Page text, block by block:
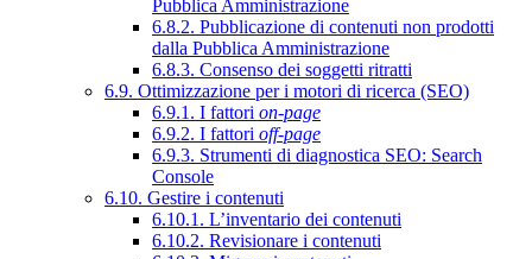
Pubblica Amministrazione
6.8.2. Pubblicazione di contenuti non prodotti
dalla Pubblica Amministrazione
6.8.3. Consenso dei soggetti ritratti
6.9. Ottimizzazione per i motori di ricerca (SEO)
6.9.1. I fattori on-page
6.9.2. I fattori off-page
6.9.3. Strumenti di diagnostica SEO: Search
Console
6.10. Gestire i contenuti
6.10.1. L’inventario dei contenuti
6.10.2. Revisionare i contenuti